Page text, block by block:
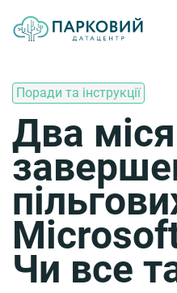
Поради та інструкції
Два
Чи все